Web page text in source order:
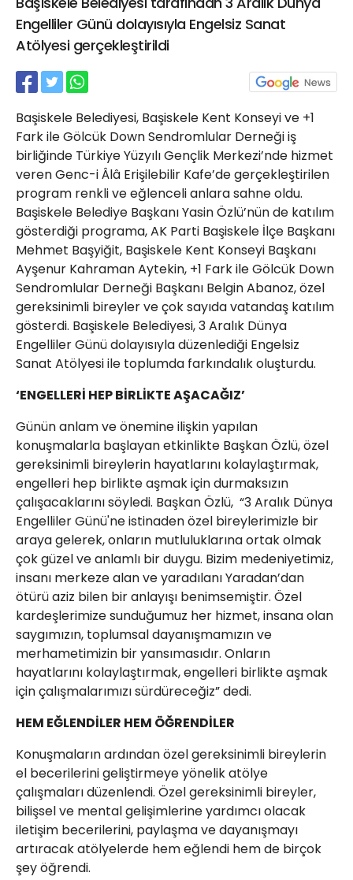
Engelliler Günü dolayısıyla Engelsiz Sanat
Atölyesi gerçekleştirildi
Başiskele Belediyesi, Başiskele Kent Konseyi ve +1
Fark ile Gölcük Down Sendromlular Derneği iş
birliğinde Türkiye Yüzyılı Gençlik Merkezi’nde hizmet
veren Genc-i Âlâ Erişilebilir Kafe’de gerçekleştirilen
program renkli ve eğlenceli anlara sahne oldu.
Başiskele Belediye Başkanı Yasin Özlü’nün de katılım
gösterdiği programa, AK Parti Başiskele İlçe Başkanı
Mehmet Başyiğit, Başiskele Kent Konseyi Başkanı
Ayşenur Kahraman Aytekin, +1 Fark ile Gölcük Down
Sendromlular Derneği Başkanı Belgin Abanoz, özel
gereksinimli bireyler ve çok sayıda vatandaş katılım
gösterdi. Başiskele Belediyesi, 3 Aralık Dünya
Engelliler Günü dolayısıyla düzenlediği Engelsiz
Sanat Atölyesi ile toplumda farkındalık oluşturdu.
‘ENGELLERİ HEP BİRLİKTE AŞACAĞIZ’
Günün anlam ve önemine ilişkin yapılan
konuşmalarla başlayan etkinlikte Başkan Özlü, özel
gereksinimli bireylerin hayatlarını kolaylaştırmak,
engelleri hep birlikte aşmak için durmaksızın
çalışacaklarını söyledi. Başkan Özlü, “3 Aralık Dünya
Engelliler Günü'ne istinaden özel bireylerimizle bir
araya gelerek, onların mutluluklarına ortak olmak
çok güzel ve anlamlı bir duygu. Bizim medeniyetimiz,
insanı merkeze alan ve yaradılanı Yaradan’dan
ötürü aziz bilen bir anlayışı benimsemiştir. Özel
kardeşlerimize sunduğumuz her hizmet, insana olan
saygımızın, toplumsal dayanışmamızın ve
merhametimizin bir yansımasıdır. Onların
hayatlarını kolaylaştırmak, engelleri birlikte aşmak
için çalışmalarımızı sürdüreceğiz” dedi.
HEM EĞLENDİLER HEM ÖĞRENDİLER
Konuşmaların ardından özel gereksinimli bireylerin
el becerilerini geliştirmeye yönelik atölye
çalışmaları düzenlendi. Özel gereksinimli bireyler,
bilişsel ve mental gelişimlerine yardımcı olacak
iletişim becerilerini, paylaşma ve dayanışmayı
artıracak atölyelerde hem eğlendi hem de birçok
şey öğrendi.
21 Gölcük
02624132333